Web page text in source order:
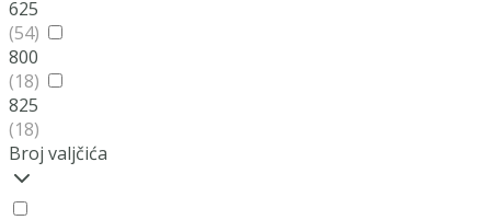
625
(54)
800
(18)
825
(18)
Broj valjčića